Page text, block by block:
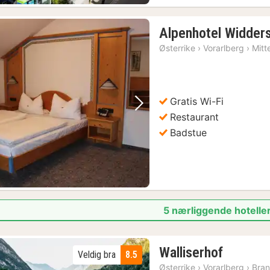
Forrige bilde Neste bilde
Alpenhotel
Østerrike › Vorarlberg ›
Gratis Wi-Fi
Restaurant
Badstue
5 nærliggende
8.5
Veldig bra Walliserhof1
natt
Østerrike › Vorarlberg ›